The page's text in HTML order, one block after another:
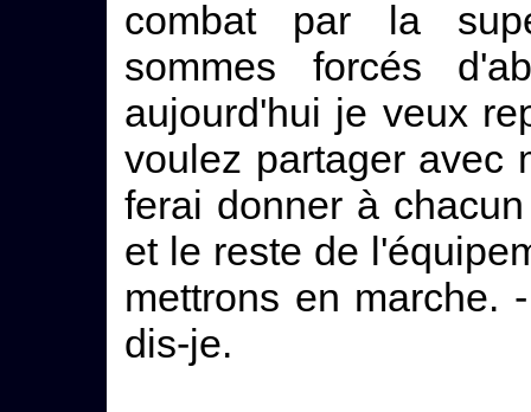
combat par la
sommes forcés
aujourd'hui je veux
voulez partager avec
ferai donner à
et le reste de
mettrons en marche.
dis-je.